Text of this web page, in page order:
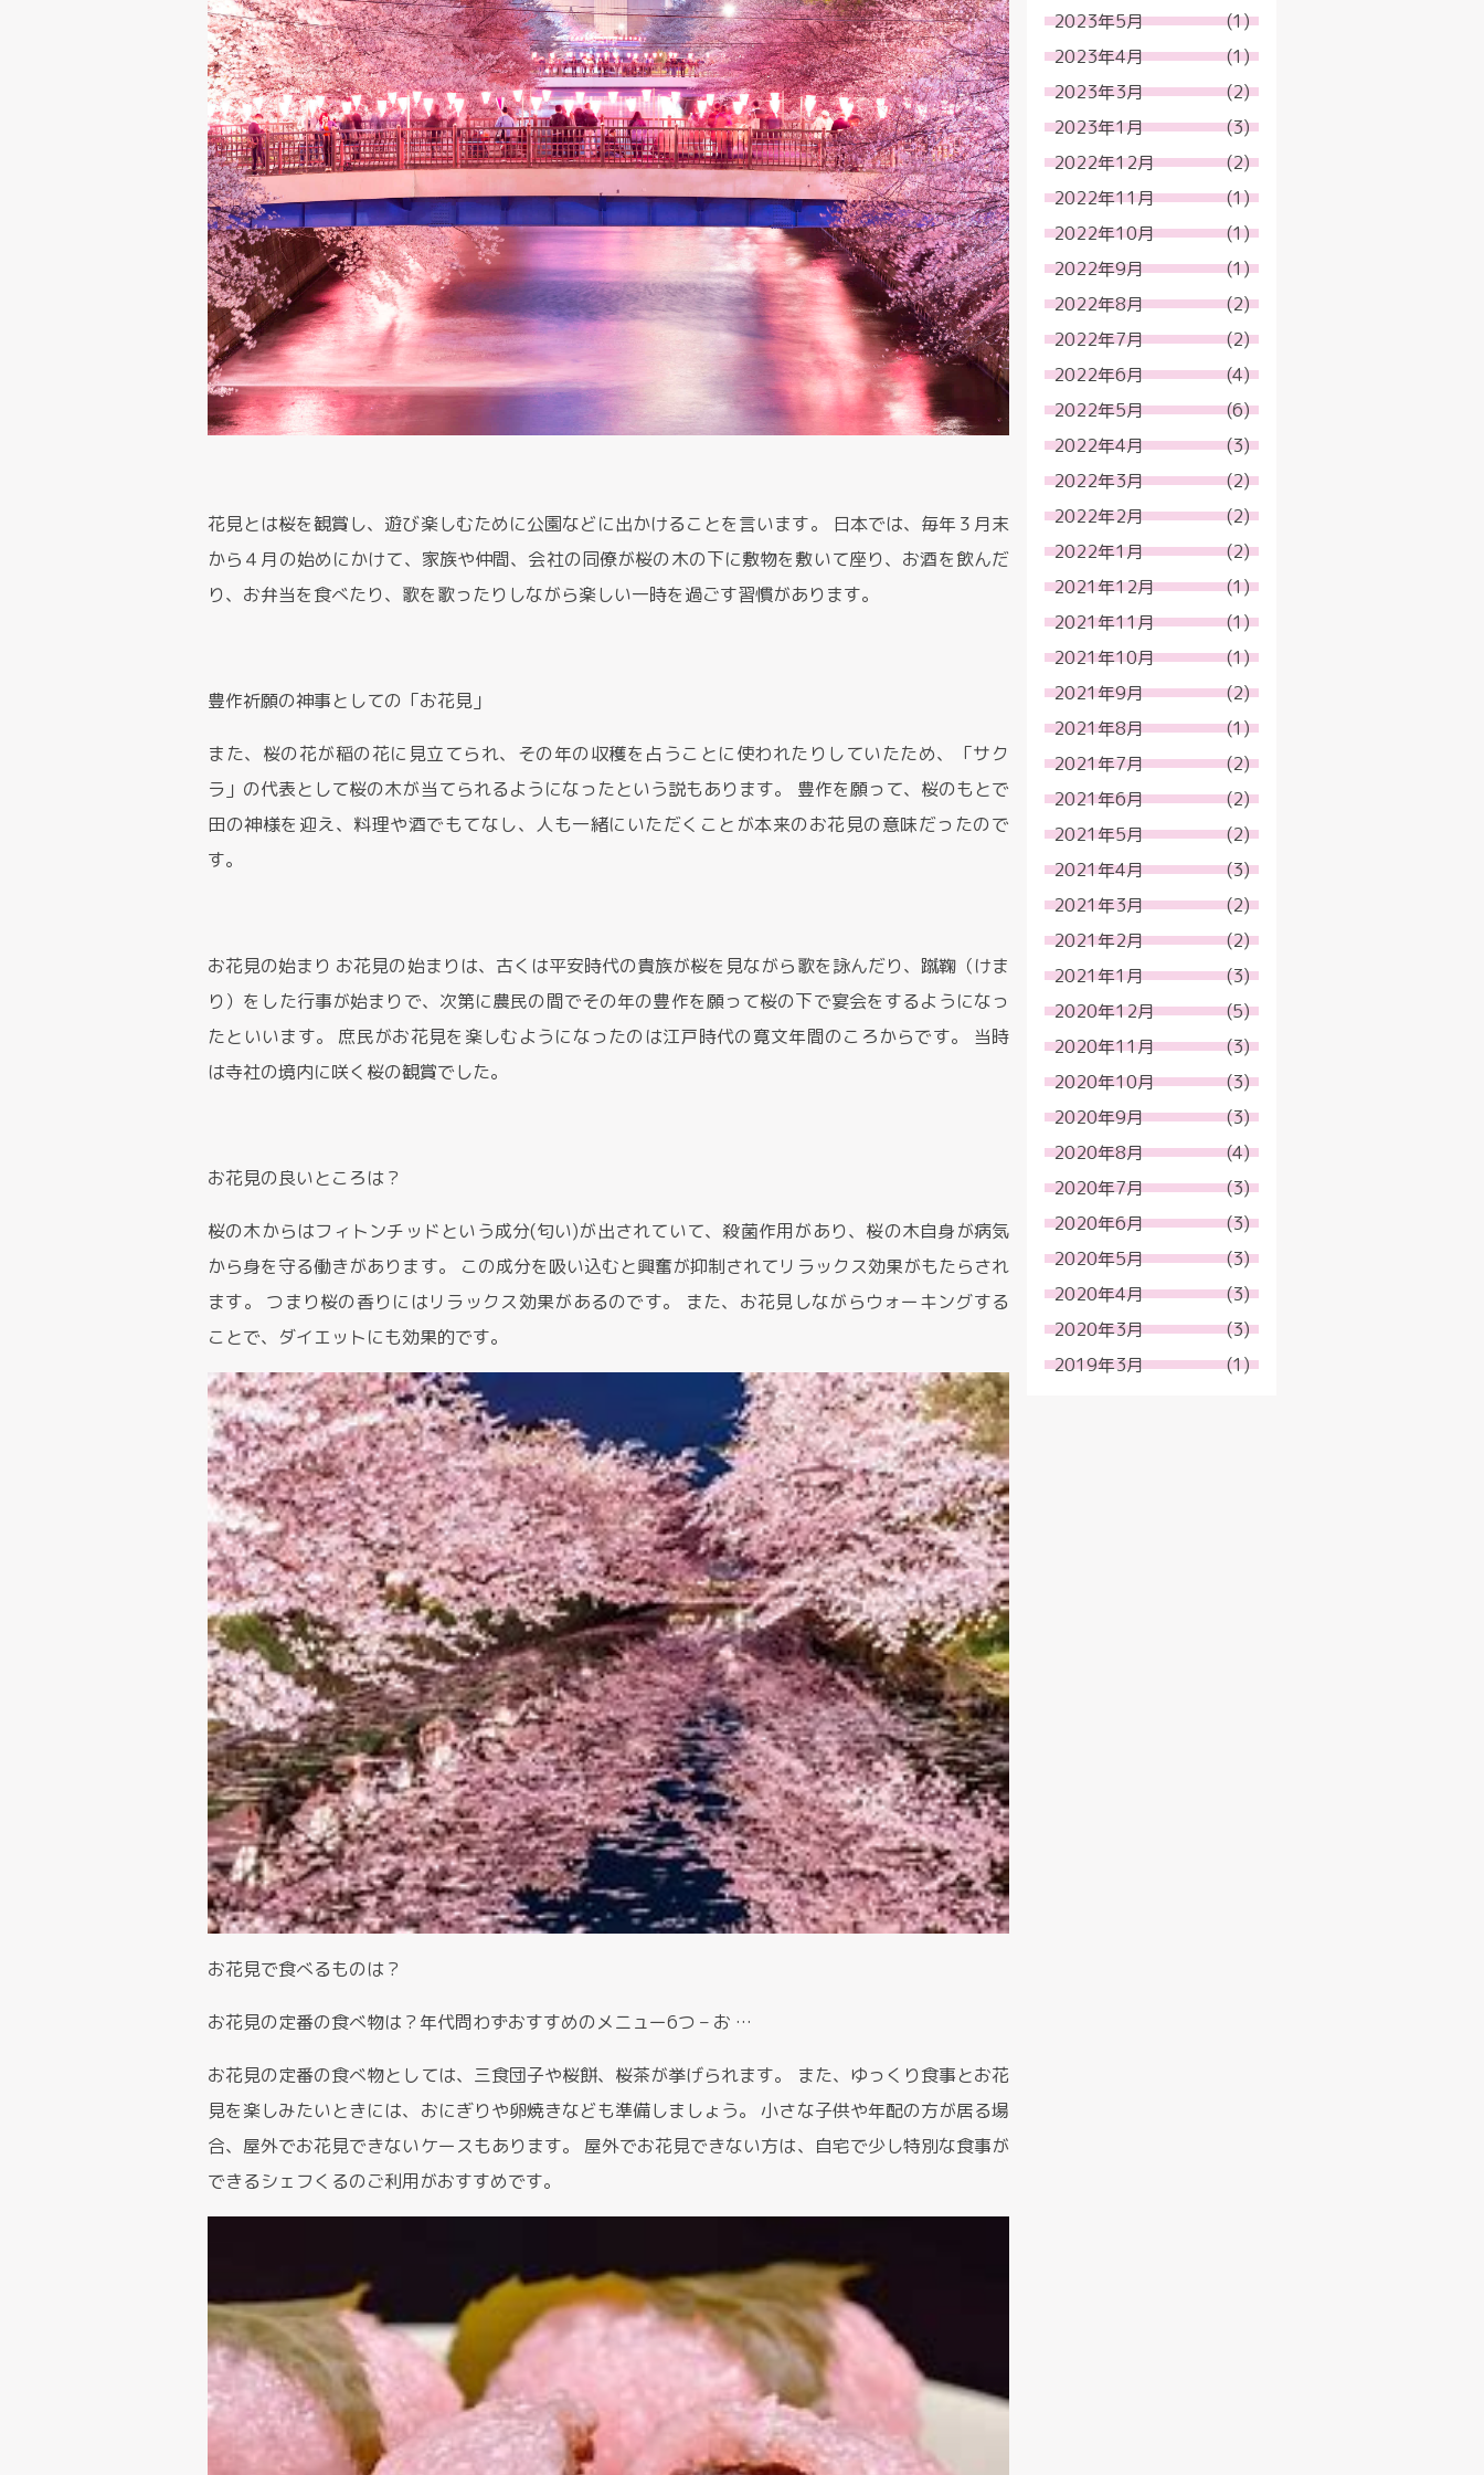
花見とは桜を観賞し、遊び楽しむために公園などに出かけることを言います。 日本では、毎年３月末
から４月の始めにかけて、家族や仲間、会社の同僚が桜の木の下に敷物を敷いて座り、お酒を飲んだ
り、お弁当を食べたり、歌を歌ったりしながら楽しい一時を過ごす習慣があります。
豊作祈願の神事としての「お花見」
また、桜の花が稲の花に見立てられ、その年の収穫を占うことに使われたりしていたため、「サク
ラ」の代表として桜の木が当てられるようになったという説もあります。 豊作を願って、桜のもとで
田の神様を迎え、料理や酒でもてなし、人も一緒にいただくことが本来のお花見の意味だったので
す。
お花見の始まり お花見の始まりは、古くは平安時代の貴族が桜を見ながら歌を詠んだり、蹴鞠（けま
り）をした行事が始まりで、次第に農民の間でその年の豊作を願って桜の下で宴会をするようになっ
たといいます。 庶民がお花見を楽しむようになったのは江戸時代の寛文年間のころからです。 当時
は寺社の境内に咲く桜の観賞でした。
お花見の良いところは？
桜の木からはフィトンチッドという成分(匂い)が出されていて、殺菌作用があり、桜の木自身が病気
から身を守る働きがあります。 この成分を吸い込むと興奮が抑制されてリラックス効果がもたらされ
ます。 つまり桜の香りにはリラックス効果があるのです。 また、お花見しながらウォーキングする
ことで、ダイエットにも効果的です。
お花見で食べるものは？
お花見の定番の食べ物は？年代問わずおすすめのメニュー6つ – お …
お花見の定番の食べ物としては、三食団子や桜餅、桜茶が挙げられます。 また、ゆっくり食事とお花
見を楽しみたいときには、おにぎりや卵焼きなども準備しましょう。 小さな子供や年配の方が居る場
合、屋外でお花見できないケースもあります。 屋外でお花見できない方は、自宅で少し特別な食事が
できるシェフくるのご利用がおすすめです。
2023年5月
(1)
2023年4月
(1)
2023年3月
(2)
2023年1月
(3)
2022年12月
(2)
2022年11月
(1)
2022年10月
(1)
2022年9月
(1)
2022年8月
(2)
2022年7月
(2)
2022年6月
(4)
2022年5月
(6)
2022年4月
(3)
2022年3月
(2)
2022年2月
(2)
2022年1月
(2)
2021年12月
(1)
2021年11月
(1)
2021年10月
(1)
2021年9月
(2)
2021年8月
(1)
2021年7月
(2)
2021年6月
(2)
2021年5月
(2)
2021年4月
(3)
2021年3月
(2)
2021年2月
(2)
2021年1月
(3)
2020年12月
(5)
2020年11月
(3)
2020年10月
(3)
2020年9月
(3)
2020年8月
(4)
2020年7月
(3)
2020年6月
(3)
2020年5月
(3)
2020年4月
(3)
2020年3月
(3)
2019年3月
(1)